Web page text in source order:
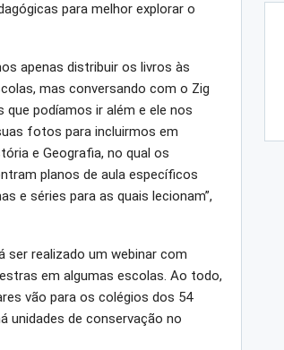
para melhor explorar o
apenas distribuir os livros às
mas conversando com o Zig
que podíamos ir além e ele nos
fotos para incluirmos em
e Geografia, no qual os
planos de aula específicos
e séries para as quais lecionam”,
ser realizado um webinar com
em algumas escolas. Ao todo,
vão para os colégios dos 54
unidades de conservação no